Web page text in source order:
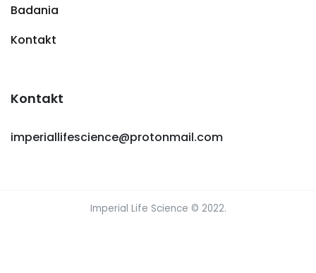
Badania
Kontakt
Kontakt
imperiallifescience@protonmail.com
Imperial Life Science © 2022.